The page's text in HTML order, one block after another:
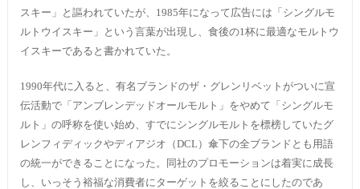
スキー」と謳われていたが、1985年になって広告には「シングルモ
ルトウイスキー」という言葉が出現し、食後の1杯に最適なモルトウ
イスキーであると書かれていた。
1990年代に入ると、有名ブランドのザ・グレンリベットがついに宣
伝活動で「アンブレンデッドオールモルト」をやめて「シングルモ
ルト」の呼称を使い始め、すでにシングルモルトを標榜していたグ
レンフィディックやディアジオ（DCL）傘下の全ブランドとも用語
の統一ができることになった。同社のプロモーションは着実に成長
し、いっそう裕福な消費者にターゲットを絞ることにしたのであ